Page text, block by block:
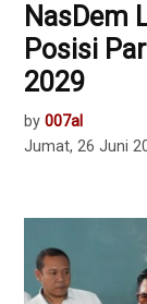
NasDem
Posisi
2029
by 007al
Jumat, 26 Juni